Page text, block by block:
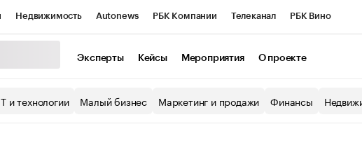
Недвижимость Autonews РБК Компании Телеканал РБК Вино
Экономика Бизнес
Эксперты Кейсы Мероприятия О проекте
и технологии Малый бизнес Маркетинг и продажи Финансы